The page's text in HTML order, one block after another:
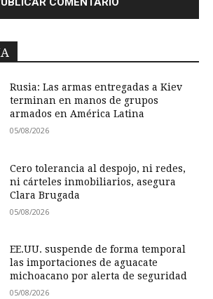
Rusia: Las armas entregadas a Kiev
terminan en manos de grupos
armados en América Latina
05/08/2026
Cero tolerancia al despojo, ni redes,
ni cárteles inmobiliarios, asegura
Clara Brugada
05/08/2026
EE.UU. suspende de forma temporal
las importaciones de aguacate
michoacano por alerta de seguridad
05/08/2026